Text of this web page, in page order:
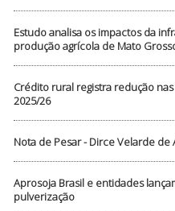
Estudo analisa os impactos da
produção agrícola de Mato
Crédito rural registra redução
2025/26
Nota de Pesar - Dirce Velarde de
Aprosoja Brasil e entidades
pulverização